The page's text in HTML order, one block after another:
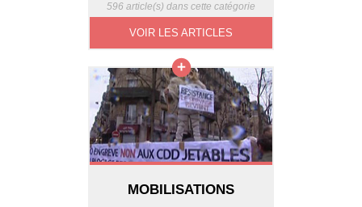
596 article(s) dans cette catégorie
VOIR LES ARTICLES
MOBILISATIONS